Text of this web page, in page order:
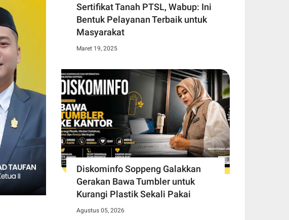
Sertifikat Tanah PTSL, Wabup: Ini
Bentuk Pelayanan Terbaik untuk
Masyarakat
Maret 19, 2025
Diskominfo Soppeng Galakkan
Gerakan Bawa Tumbler untuk
Kurangi Plastik Sekali Pakai
Agustus 05, 2026